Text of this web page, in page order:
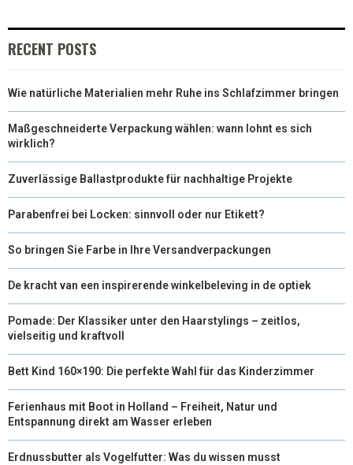
RECENT POSTS
Wie natürliche Materialien mehr Ruhe ins Schlafzimmer bringen
Maßgeschneiderte Verpackung wählen: wann lohnt es sich
wirklich?
Zuverlässige Ballastprodukte für nachhaltige Projekte
Parabenfrei bei Locken: sinnvoll oder nur Etikett?
So bringen Sie Farbe in Ihre Versandverpackungen
De kracht van een inspirerende winkelbeleving in de optiek
Pomade: Der Klassiker unter den Haarstylings – zeitlos,
vielseitig und kraftvoll
Bett Kind 160×190: Die perfekte Wahl für das Kinderzimmer
Ferienhaus mit Boot in Holland – Freiheit, Natur und
Entspannung direkt am Wasser erleben
Erdnussbutter als Vogelfutter: Was du wissen musst